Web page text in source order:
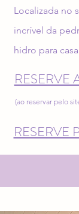
Localizada no
incrível da
hidro para
RESERVE
(ao reservar pelo
RESERVE